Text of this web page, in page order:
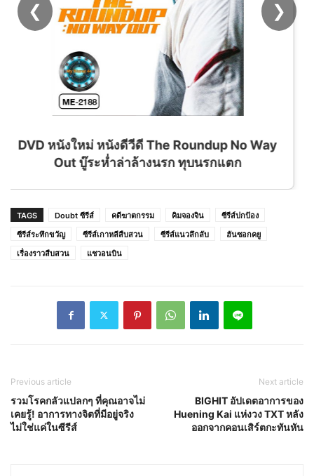
No Way
❮ ❯
TAGS Doubt ซีรีส์ คดีฆาตกรรม คิมจองจิน
ซีรีส์ปกป้อง
ซีรีส์ระทึกขวัญ
ซีรีส์เกาหลีสืบสวน ซีรีส์แนวลึกลับ
ฮันซอกคยู
เรื่องราวสืบสวน
แชวอนบิน
Previous article
รวมโรคกลัวแปลกๆ ที่คุณอาจไม่
เคยรู้! อาการทางจิตที่มีอยู่จริง
ไม่ใช่แค่ในซีรีส์
Next article
BIGHIT อัปเดตอาการของ
Huening Kai แห่งวง TXT หลัง
ออกจากคอนเสิร์ตกะทันหัน